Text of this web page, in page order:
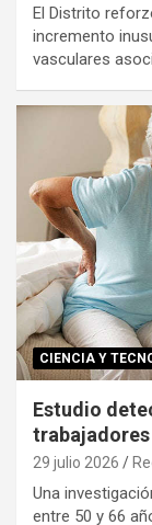
El Distrito
incremento
vasculares
CIENCIA Y
Estudio
trabajadores
29 julio 2026
Una
entre 50 y 66